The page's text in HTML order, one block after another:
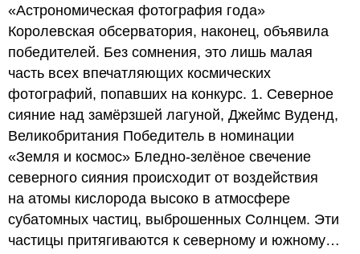
«Астрономическая фотография года»
Королевская обсерватория, наконец, объявила
победителей. Без сомнения, это лишь малая
часть всех впечатляющих космических
фотографий, попавших на конкурс. 1. Северное
сияние над замёрзшей лагуной, Джеймс Вуденд,
Великобритания Победитель в номинации
«Земля и космос» Бледно-зелёное свечение
северного сияния происходит от воздействия
на атомы кислорода высоко в атмосфере
субатомных частиц, выброшенных Солнцем. Эти
частицы притягиваются к северному и южному…